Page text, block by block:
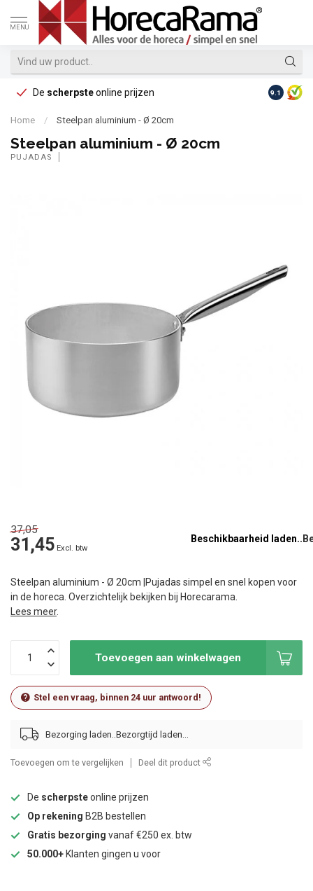
MENU
De scherpsteonline prijzen Op
9.1
Home / Steelpan aluminium - Ø 20cm
Steelpan aluminium - Ø 20cm
PUJADAS
37,05
31,45 Excl. btw
Beschikbaarheid laden..
Steelpan aluminium - Ø 20cm |Pujadas simpel en snel kopen voor
in de horeca. Overzichtelijk bekijken bij Horecarama.
Lees meer.
Toevoegen aan winkelwagen
Stel een vraag, binnen 24 uur antwoord!
Bezorging laden..
Toevoegen om te vergelijken Deel dit product
De scherpsteonline prijzen
Op rekening B2B bestellen
Gratis bezorging vanaf €250 ex. btw
50.000+ Klanten gingen u voor